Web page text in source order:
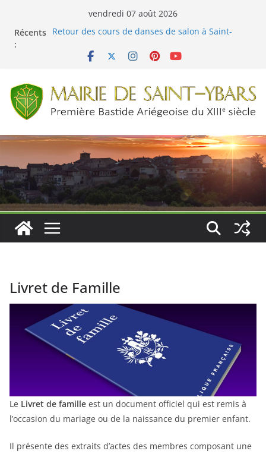
contenu
vendredi 07 août 2026
Récents
:
Retour des cours de danses de salon à Saint-
Menus cantine du 04 au 29 mai 2026
Livret de Famille
Le Livret de famille est un document officiel qui est remis à
l’occasion du mariage ou de la naissance du premier enfant.
Il présente des extraits d’actes des membres composant une